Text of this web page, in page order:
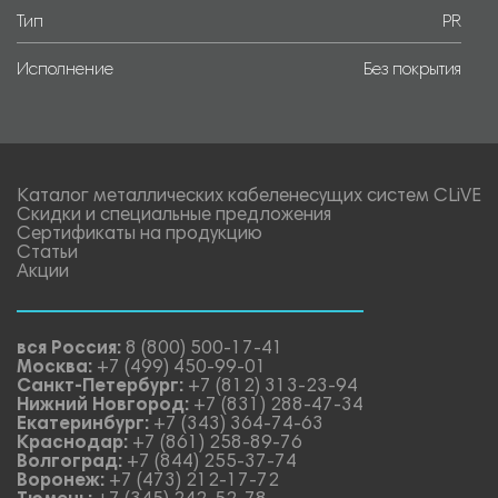
Тип PR
Исполнение Без покрытия
Каталог металлических кабеленесущих систем CLiVE
Скидки и специальные предложения
Сертификаты на продукцию
Статьи
Акции
вся Россия: 8 (800) 500-17-41
Москва: +7 (499) 450-99-01
Санкт-Петербург: +7 (812) 313-23-94
Нижний Новгород: +7 (831) 288-47-34
Екатеринбург: +7 (343) 364-74-63
Краснодар: +7 (861) 258-89-76
Волгоград: +7 (844) 255-37-74
Воронеж: +7 (473) 212-17-72